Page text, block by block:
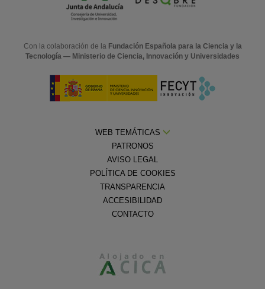
Con la colaboración de la Fundación Española para la Ciencia y la
Tecnología — Ministerio de Ciencia, Innovación y Universidades
WEB TEMÁTICAS
PATRONOS
AVISO LEGAL
POLÍTICA DE COOKIES
TRANSPARENCIA
ACCESIBILIDAD
CONTACTO